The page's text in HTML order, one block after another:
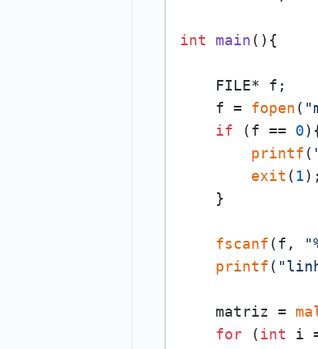
int main() {
    FILE* f;
    f =
fopen(
if (f == 0
printf(
exit ( 1);
    }
fscanf(f,
printf(
    matriz =
for (int i